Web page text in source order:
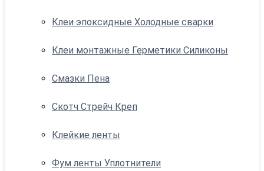
Клеи эпоксидные Холодные сварки
Клеи монтажные Герметики Силиконы
Смазки Пена
Скотч Стрейч Креп
Клейкие ленты
Фум ленты Уплотнители